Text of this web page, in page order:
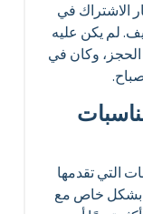
الاشتراك في
لم يكن عليه
50547923 لتأكيد الحجز، وكان في
التي تقدمها
بشكل خاص مع